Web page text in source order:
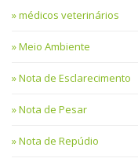
médicos veterinários
Meio Ambiente
Nota de Esclarecimento
Nota de Pesar
Nota de Repúdio